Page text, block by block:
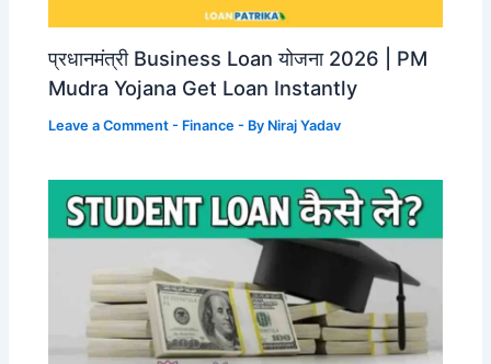
प्रधानमंत्री Business Loan योजना 2026 | PM
Mudra Yojana Get Loan Instantly
Leave a Comment - Finance - By Niraj Yadav